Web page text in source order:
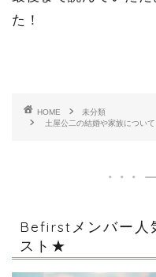
た！
HOME
未分類
土屋公二の結婚や家族につい
Befirstメンバー人
スト★